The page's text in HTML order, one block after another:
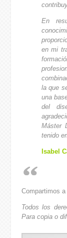
En
en mi
la que
una
del
Máster
tenido
Isabel
Compartimos
Todos los
Para copia o